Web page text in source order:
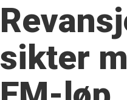
sikter